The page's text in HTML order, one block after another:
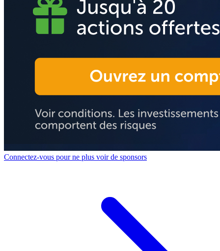
Connectez-vous pour ne plus voir de sponsors